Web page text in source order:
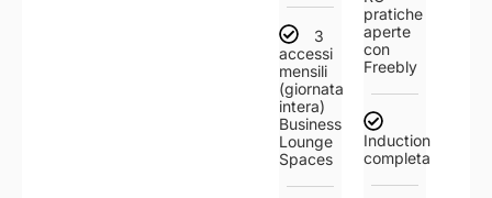
3
accessi
mensili
(giornata
intera)
Business
Lounge
Spaces
pratiche
aperte
con
Freebly
Induction
completa